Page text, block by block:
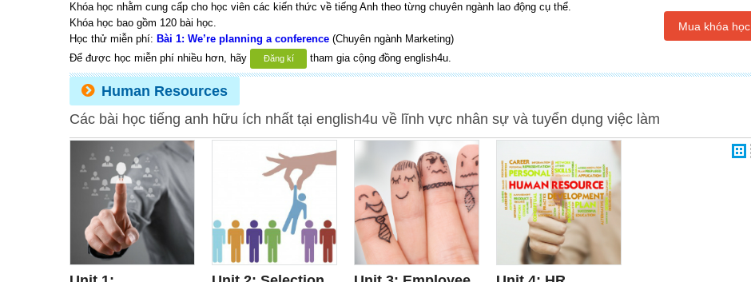
Mua khóa học
Khóa học nhằm cung cấp cho học viên các kiến thức về tiếng Anh theo từng chuyên ngành lao động cụ thể.
Khóa học bao gồm 120 bài học.
Học thử miễn phí: Bài 1: We’re planning a conference (Chuyên ngành Marketing)
Để được học miễn phí nhiều hơn, hãy
Đăng kí tham gia cộng đồng english4u.
Human Resources
Các bài học tiếng anh hữu ích nhất tại english4u về lĩnh vực nhân sự và tuyển dụng việc làm